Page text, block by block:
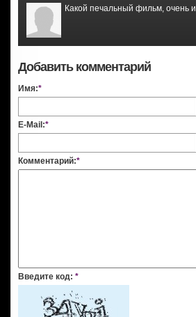
Какой печальный фильм, очень
Добавить комментарий
Имя:*
E-Mail:*
Комментарий:*
Введите код: *